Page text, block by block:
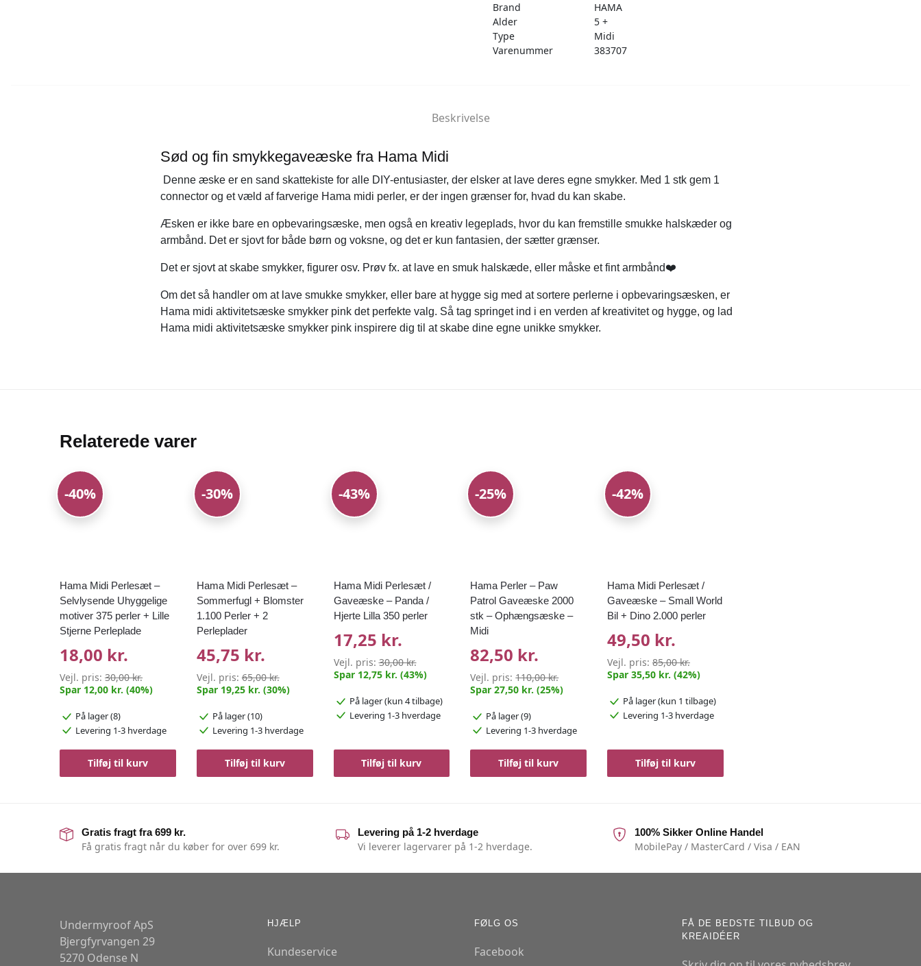
Brand
HAMA
Alder
5 +
Type
Midi
Varenummer
383707
Beskrivelse
Sød og fin smykkegaveæske fra Hama Midi
Denne æske er en sand skattekiste for alle DIY-entusiaster, der elsker at lave deres egne smykker. Med 1 stk gem 1
connector og et væld af farverige Hama midi perler, er der ingen grænser for, hvad du kan skabe.
Æsken er ikke bare en opbevaringsæske, men også en kreativ legeplads, hvor du kan fremstille smukke halskæder og
armbånd. Det er sjovt for både børn og voksne, og det er kun fantasien, der sætter grænser.
Det er sjovt at skabe smykker, figurer osv. Prøv fx. at lave en smuk halskæde, eller måske et fint armbånd❤️
Om det så handler om at lave smukke smykker, eller bare at hygge sig med at sortere perlerne i opbevaringsæsken, er
Hama midi aktivitetsæske smykker pink det perfekte valg. Så tag springet ind i en verden af kreativitet og hygge, og lad
Hama midi aktivitetsæske smykker pink inspirere dig til at skabe dine egne unikke smykker.
Relaterede varer
-40%
Hama Midi Perlesæt –
Selvlysende Uhyggelige
motiver 375 perler + Lille
Stjerne Perleplade
18,00 kr.
Vejl. pris:30,00 kr.
Spar 12,00 kr. (40%)
På lager (8)
Levering 1-3 hverdage
Tilføj til kurv
-30%
Hama Midi Perlesæt –
Sommerfugl + Blomster
1.100 Perler + 2
Perleplader
45,75 kr.
Vejl. pris:65,00 kr.
Spar 19,25 kr. (30%)
På lager (10)
Levering 1-3 hverdage
Tilføj til kurv
-43%
Hama Midi Perlesæt /
Gaveæske – Panda /
Hjerte Lilla 350 perler
17,25 kr.
Vejl. pris:30,00 kr.
Spar 12,75 kr. (43%)
På lager(kun 4 tilbage)
Levering 1-3 hverdage
Tilføj til kurv
-25%
Hama Perler – Paw
Patrol Gaveæske 2000
stk – Ophængsæske –
Midi
82,50 kr.
Vejl. pris:110,00 kr.
Spar 27,50 kr. (25%)
På lager (9)
Levering 1-3 hverdage
Tilføj til kurv
-42%
Hama Midi Perlesæt /
Gaveæske – Small World
Bil + Dino 2.000 perler
49,50 kr.
Vejl. pris:85,00 kr.
Spar 35,50 kr. (42%)
På lager(kun 1 tilbage)
Levering 1-3 hverdage
Tilføj til kurv
Gratis fragt fra 699 kr.
Få gratis fragt når du køber for over 699 kr.
Levering på 1-2 hverdage
Vi leverer lagervarer på 1-2 hverdage.
100% Sikker Online Handel
MobilePay / MasterCard / Visa / EAN
Undermyroof ApS
Bjergfyrvangen 29
5270 Odense N
HJÆLP
Kundeservice
FØLG OS
Facebook
FÅ DE BEDSTE TILBUD OG
KREAIDÉER